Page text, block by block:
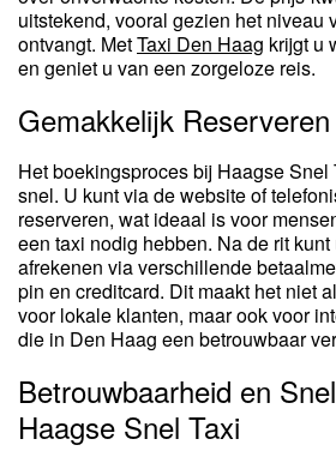
uitstekend, vooral gezien het niveau
ontvangt. MetTaxi Den Haag krijgt u
en geniet u van een zorgeloze reis.
Gemakkelijk
Het boekingsproces bij Haagse Snel
snel. U kunt via de website of
reserveren, wat ideaal is voor
een taxi nodig hebben. Na de rit
afrekenen via verschillende
pin en creditcard. Dit maakt het niet
voor lokale klanten, maar ook voor
die in Den Haag een betrouwbaar
Betrouwbaarheid en
Haagse Snel Taxi